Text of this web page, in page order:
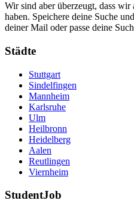
Wir sind aber überzeugt, dass wir
haben. Speichere deine Suche
deiner Mail oder passe deine
Städte
Stuttgart
Sindelfingen
Mannheim
Karlsruhe
Ulm
Heilbronn
Heidelberg
Aalen
Reutlingen
Viernheim
StudentJob